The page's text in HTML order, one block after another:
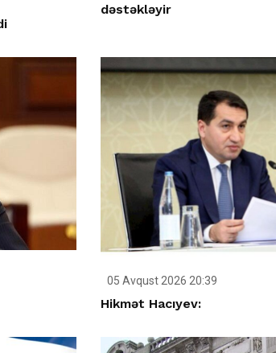
dəstəkləyir
05 Avqust 2026 20:39
Hikmət Hacıyev: